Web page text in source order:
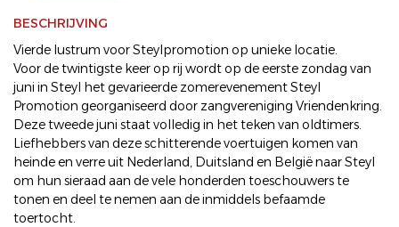
BESCHRIJVING
Vierde lustrum voor Steylpromotion op unieke locatie.
Voor de twintigste keer op rij wordt op de eerste zondag van
juni in Steyl het gevarieerde zomerevenement Steyl
Promotion georganiseerd door zangvereniging Vriendenkring.
Deze tweede juni staat volledig in het teken van oldtimers.
Liefhebbers van deze schitterende voertuigen komen van
heinde en verre uit Nederland, Duitsland en België naar Steyl
om hun sieraad aan de vele honderden toeschouwers te
tonen en deel te nemen aan de inmiddels befaamde
toertocht.